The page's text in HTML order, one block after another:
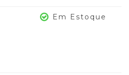
Em Estoque